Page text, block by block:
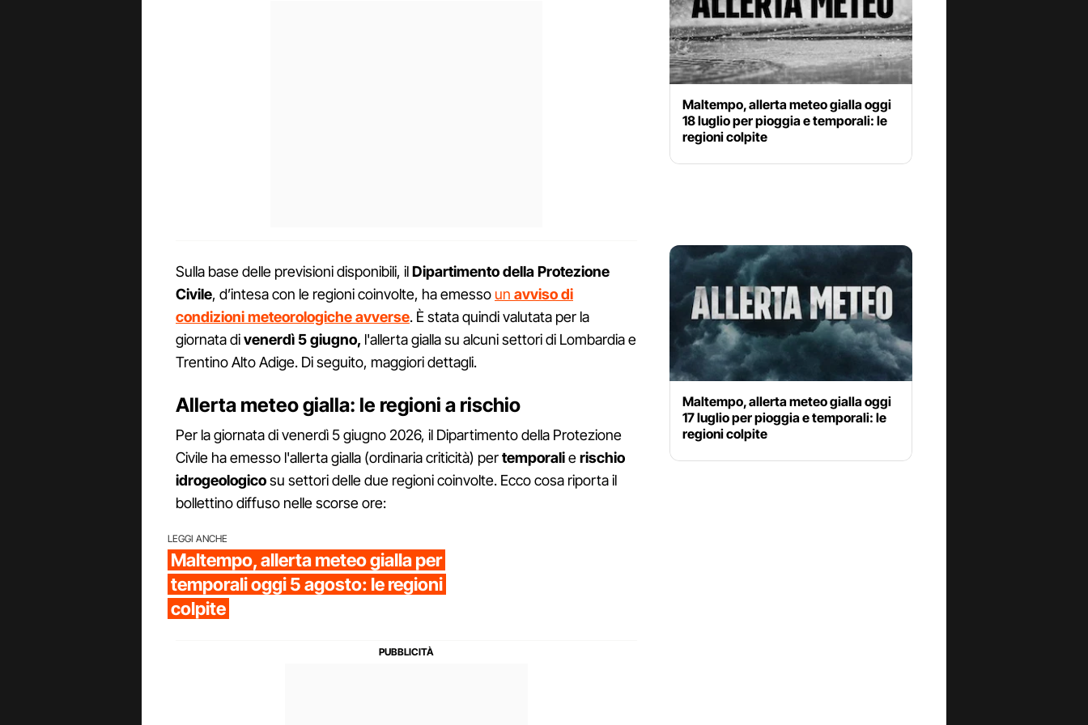
Sulla base delle previsioni disponibili, ilDipartimento della Protezione
Civile, d’intesa con le regioni coinvolte, ha emesso un avviso di
condizioni meteorologiche avverse. È stata quindi valutata per la
giornata divenerdì 5 giugno, l'allerta gialla su alcuni settori di Lombardia e
Trentino Alto Adige. Di seguito, maggiori dettagli.
Allerta meteo gialla: le regioni a rischio
Per la giornata di venerdì 5 giugno 2026, il Dipartimento della Protezione
Civile ha emesso l'allerta gialla (ordinaria criticità) pertemporalierischio
idrogeologicosu settori delle due regioni coinvolte. Ecco cosa riporta il
bollettino diffuso nelle scorse ore:
LEGGI ANCHE
Maltempo, allerta meteo gialla per
temporali oggi 5 agosto: le regioni
colpite
Maltempo, allerta meteo gialla oggi
18 luglio per pioggia e temporali: le
regioni colpite
Maltempo, allerta meteo gialla oggi
17 luglio per pioggia e temporali: le
regioni colpite